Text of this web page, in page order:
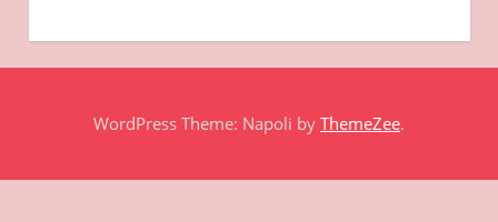
WordPress Theme: Napoli by ThemeZee.